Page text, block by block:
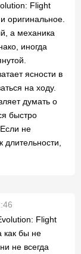
Flight
оригинальное.
а механика
иногда
ясности в
на ходу.
думать о
быстро
не
Flight
как бы не
не всегда